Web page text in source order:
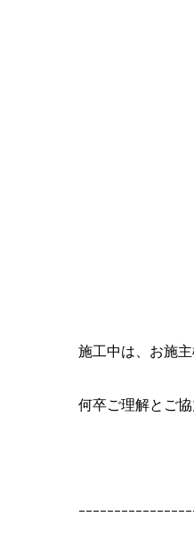
施工中は、お施
何卒ご理解とご
ｰｰｰｰｰｰｰｰｰｰｰｰｰｰｰ